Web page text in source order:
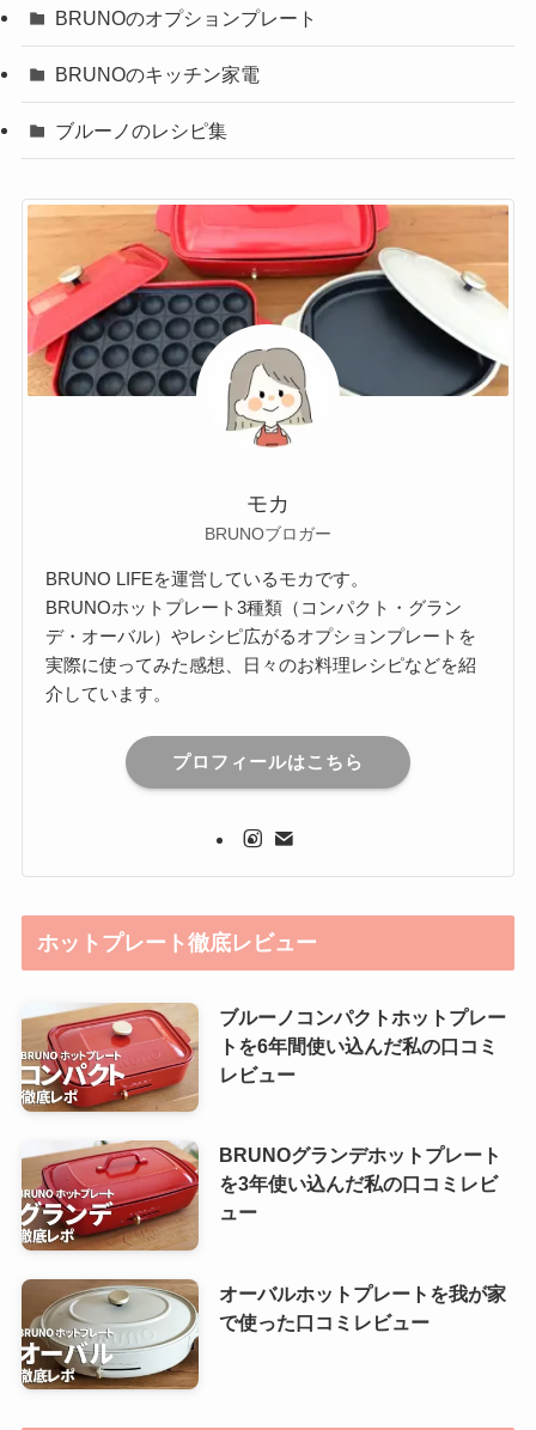
BRUNOのオプションプレート
BRUNOのキッチン家電
ブルーノのレシピ集
モカ
BRUNOブロガー
BRUNO LIFEを運営しているモカです。
BRUNOホットプレート3種類（コンパクト・グラン
デ・オーバル）やレシピ広がるオプションプレートを
実際に使ってみた感想、日々のお料理レシピなどを紹
介しています。
プロフィールはこちら
ホットプレート徹底レビュー
ブルーノコンパクトホットプレー
トを6年間使い込んだ私の口コミ
レビュー
BRUNOグランデホットプレート
を3年使い込んだ私の口コミレビ
ュー
オーバルホットプレートを我が家
で使った口コミレビュー